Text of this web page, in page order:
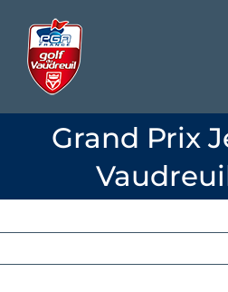
contenu
Grand Prix